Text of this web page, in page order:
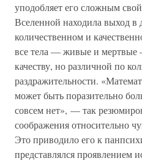
уподобляет его сложным
Вселенной находила выход
количественном и
все тела — живые и мертвые
качеству, но различной по
раздражительности.
может быть поразительно
совсем нет», — так
соображения относительно
Это приводило его к
представлялся проявлением